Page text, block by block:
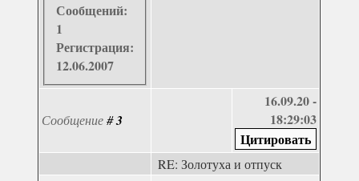
Сообщений:
1
Регистрация:
12.06.2007
Сообщение#3
16.09.20 -
18:29:03
RE: Золотуха и отпуск